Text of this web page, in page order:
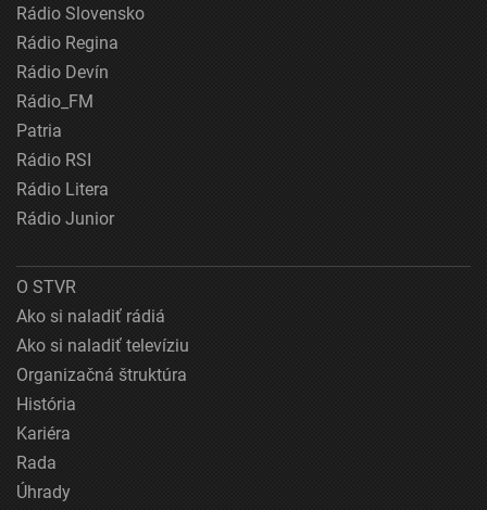
Rádio Slovensko
Rádio Regina
Rádio Devín
Rádio_FM
Patria
Rádio RSI
Rádio Litera
Rádio Junior
O STVR
Ako si naladiť rádiá
Ako si naladiť televíziu
Organizačná štruktúra
História
Kariéra
Rada
Úhrady